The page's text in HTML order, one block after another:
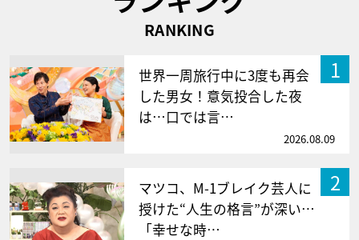
RANKING
1
世界一周旅行中に3度も再会
した男女！意気投合した夜
は…口では言…
2026.08.09
2
マツコ、M-1ブレイク芸人に
授けた“人生の格言”が深い…
「幸せな時…